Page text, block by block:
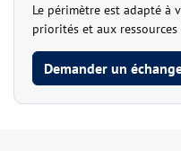
Le périmètre est adapté à
priorités et aux
Demander un